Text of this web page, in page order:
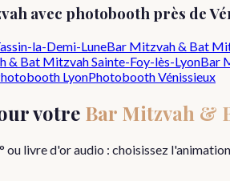
avec photobooth près de
la-Demi-LuneBar Mitzvah & Bat
& Bat MitzvahSainte-Foy-lès-LyonBar
LyonPhotoboothVénissieux
votre Bar Mitzvah &
livre d'or audio : choisissez